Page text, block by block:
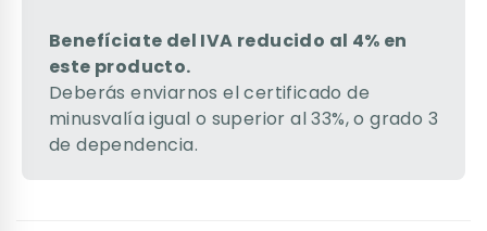
Benefíciate del IVA reducido al 4% en
este producto.
Deberás enviarnos el certificado de
minusvalía igual o superior al 33%, o grado 3
de dependencia.